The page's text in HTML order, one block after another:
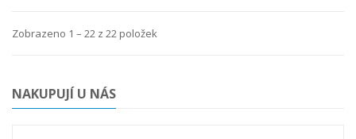
Zobrazeno 1 – 22 z 22 položek
NAKUPUJÍ U NÁS